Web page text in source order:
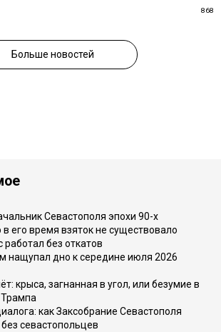
868
Больше новостей
Севастополя эпохи 90-х
его время взяток не существовало
без откатов
нащупал дно к середине июля 2026
крыса, загнанная в угол, или безумие в
как Заксобрание Севастополя
севастопольцев